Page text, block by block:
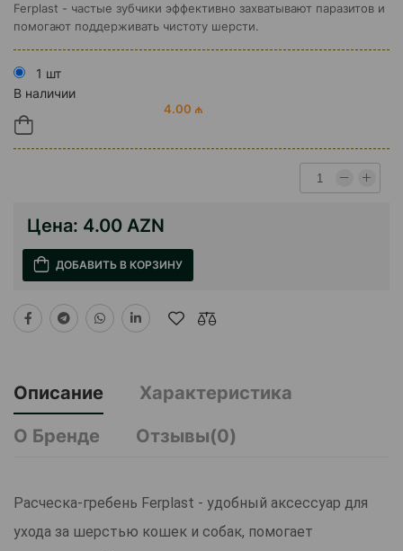
Ferplast - частые зубчики эффективно захватывают паразитов и
помогают поддерживать чистоту шерсти.
1 шт
В наличии
4.00 ₼
Цена: 4.00 AZN
ДОБАВИТЬ В КОРЗИНУ
Описание
Характеристика
О Бренде
Отзывы(0)
Расческа-гребень Ferplast - удобный аксессуар для
ухода за шерстью кошек и собак, помогает